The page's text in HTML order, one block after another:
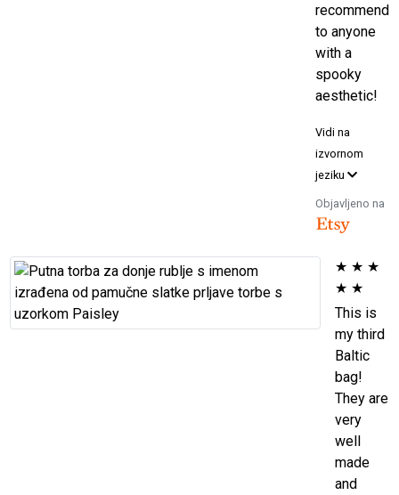
recommend
to anyone
with a
spooky
aesthetic!
Vidi na
izvornom
jeziku
Objavljeno na
★ ★ ★
★ ★
This is
my third
Baltic
bag!
They are
very
well
made
and